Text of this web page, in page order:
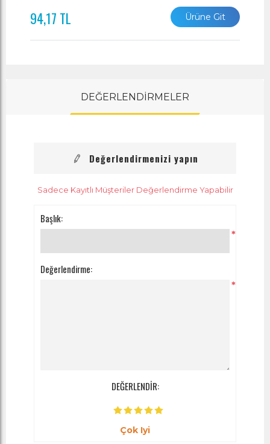
94,17 TL Ürüne Git
DEĞERLENDİRMELER
Değerlendirmenizi yapın
Sadece Kayıtlı Müşteriler Değerlendirme Yapabilir
Başlık:
*
Değerlendirme:
*
DEĞERLENDİR:
Çok Iyi